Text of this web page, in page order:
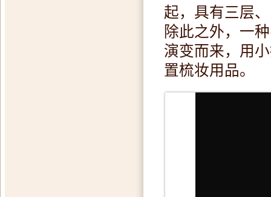
起，具有三层
除此之外，一种
演变而来，用
置梳妆用品。